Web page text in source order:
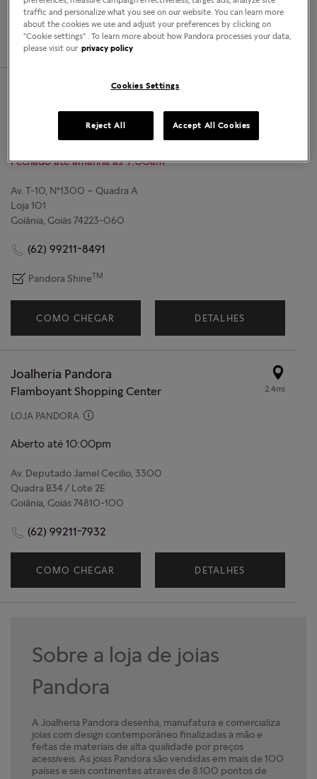
Localizar lojas
COMO CHEGAR DETALHES
Joalheria Pandora
Shopping Goiania
Fechado até amanhã às 9:00am
Av. T-10, N°1300 – Quadra A
Loja 101
Goiânia, Goiás 74223-060
(62) 99211-8491
Pandora ShineTM
COMO CHEGAR DETALHES
Joalheria Pandora
Flamboyant Shopping Center
LOJA PANDORA
Aberto até 10:00pm
2.4mi
Av. Deputado Jamel Cecilio, 3300
Quadra B34 / Lote 2E
Goiânia, Goiás 74810-100
(62) 99211-7932
COMO CHEGAR DETALHES
Sobre a loja de joias
Pandora
A Joalheria Pandora desenha, manufatura e comercializa
joias com design contemporâneo finalizadas à mão e
feitas de materiais de alta qualidade por preços
acessíveis. As joias Pandora são vendidas em mais de 100
países e seis continentes através de 8.100 pontos de
traffic and personalize what you see on our website. You can learn more
about the cookies we use and adjust your preferences by clicking on
"Cookie settings" . To learn more about how Pandora processes your data,
please visit our privacy policy
Cookies Settings
Reject All Accept All Cookies